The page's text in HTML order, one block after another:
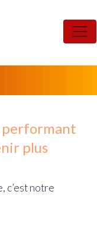
performant
plus
c’est notre